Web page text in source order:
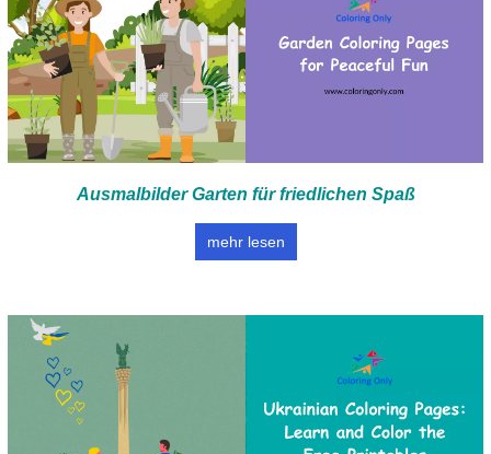
Ausmalbilder Garten für friedlichen Spaß
mehr lesen